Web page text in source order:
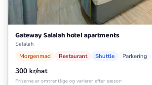
Gateway Salalah hotel apartments
Salalah
Morgenmad Restaurant Shuttle Parkering
300 kr/nat
Priserne er omtrentlige og varierer efter sæson